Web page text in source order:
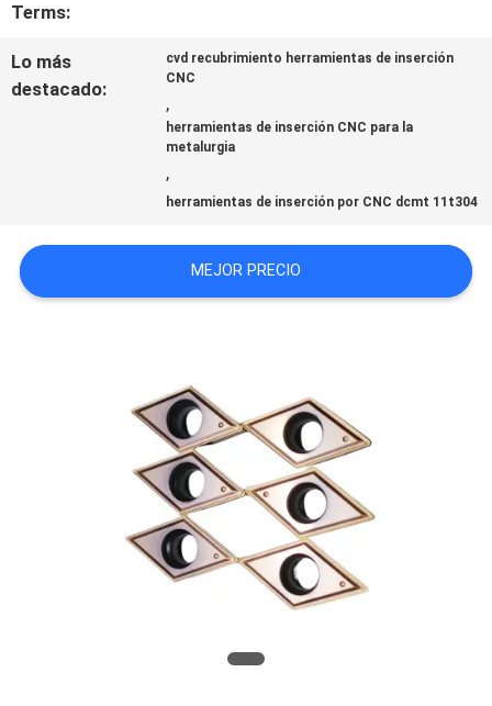
PRIVACY
POLICY
Terms:
Lo más
destacado:
cvd recubrimiento herramientas de inserción
CNC
,
herramientas de inserción CNC para la
metalurgia
,
herramientas de inserción por CNC dcmt 11t304
MEJOR PRECIO